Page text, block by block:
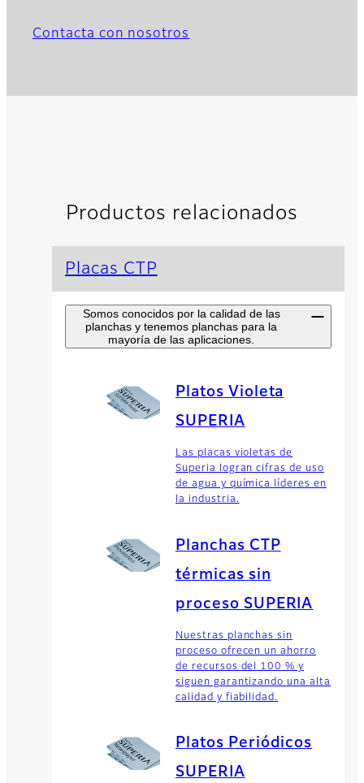
Contacta con nosotros
Productos relacionados
Placas CTP
Somos conocidos por la calidad de las
planchas y tenemos planchas para la
mayoría de las aplicaciones.
Platos Violeta
SUPERIA
Las placas violetas de
Superia logran cifras de uso
de agua y química líderes en
la industria.
Planchas CTP
térmicas sin
proceso SUPERIA
Nuestras planchas sin
proceso ofrecen un ahorro
de recursos del 100 % y
siguen garantizando una alta
calidad y fiabilidad.
Platos Periódicos
SUPERIA